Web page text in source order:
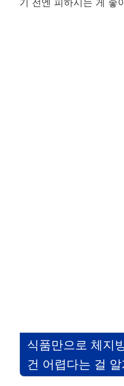
기 전엔 피하시는 게 좋
식품만으로 체지
건 어렵다는 걸